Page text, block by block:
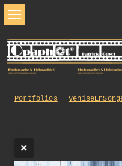
Portfolios